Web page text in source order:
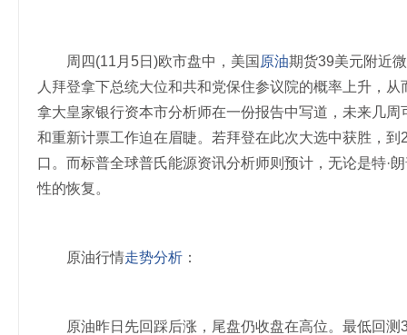
周四(11月5日)欧市盘中，美国 原油期货39美元附近
人拜登拿下总统大位和共和党保住参议院的概率上升，
拿大皇家银行资本市分析师在一份报告中写道，未来几
和重新计票工作迫在眉睫。若拜登在此次大选中获胜，
口。而标普全球普氏能源资讯分析师则预计，无论是特·
性的恢复。
原油行情走势分析 ：
原油昨日先回踩后涨，尾盘仍收盘在高位。最低回测